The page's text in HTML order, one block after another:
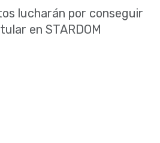
lucharán por conseguir
en STARDOM